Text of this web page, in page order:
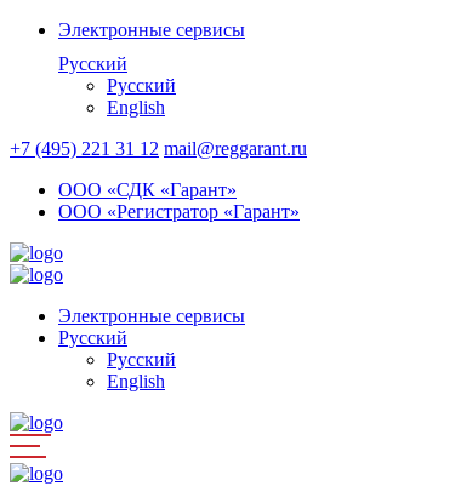
Электронные сервисы
Русский
Русский
English
+7 (495) 221 31 12 mail@reggarant.ru
ООО «СДК «Гарант»
ООО «Регистратор «Гарант»
Электронные сервисы
Русский
Русский
English